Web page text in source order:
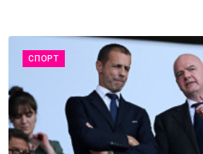
СПОРТ